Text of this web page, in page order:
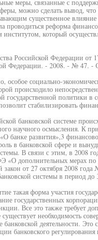
меры, связанные с
можно сделать вывод,
существенное
проводиться реформа
который
Российской Федерации
Федерации. - 2008. - № 47. -
особое социально-
происходило
политики в
стабилизировать
банковской системе
научного осмысления. К
банке развития»,3
в банковской сфере и
В связи с этим, в 2008
«О дополнительных мерах
от 27 октября 2008
системы в период до
такая форма участия
государственных
Все это также требует
необходимость
банковской деятельности.
банковского регулирования